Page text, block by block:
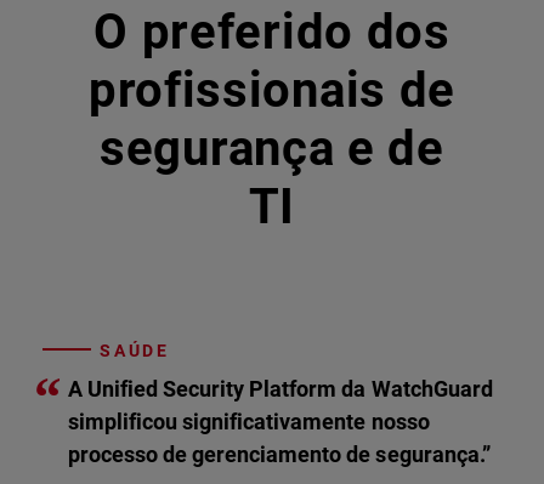
O preferido dos
profissionais de
segurança e de
TI
SAÚDE
“ A Unified Security Platform da WatchGuard
simplificou significativamente nosso
processo de gerenciamento de segurança.”